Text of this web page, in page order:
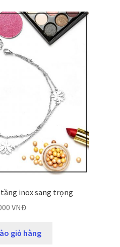
tầng inox sang trọng
VNĐ
giỏ hàng